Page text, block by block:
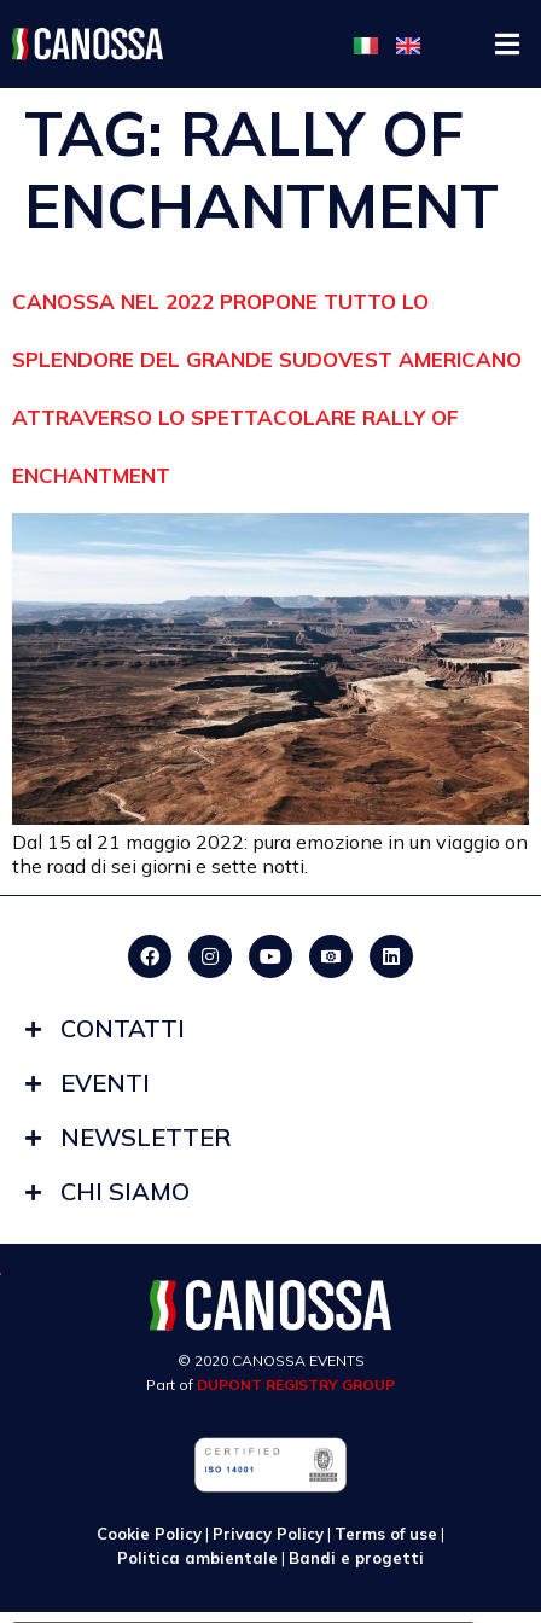
TAG: RALLY OF
ENCHANTMENT
CANOSSA NEL 2022 PROPONE TUTTO LO
SPLENDORE DEL GRANDE SUDOVEST AMERICANO
ATTRAVERSO LO SPETTACOLARE RALLY OF
ENCHANTMENT
Dal 15 al 21 maggio 2022: pura emozione in un viaggio on
the road di sei giorni e sette notti.
CONTATTI
EVENTI
NEWSLETTER
CHI SIAMO
© 2020 CANOSSA EVENTS
Part of DUPONT REGISTRY GROUP
Cookie Policy| Privacy Policy| Terms of use |
Politica ambientale | Bandi e progetti